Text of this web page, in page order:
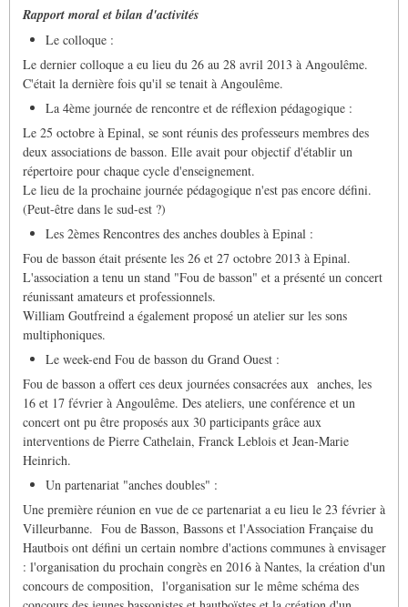
Rapport moral et bilan d'activités
Le colloque :
Le dernier colloque a eu lieu du 26 au 28 avril 2013 à Angoulême.
C'était la dernière fois qu'il se tenait à Angoulême.
La 4ème journée de rencontre et de réflexion pédagogique :
Le 25 octobre à Epinal, se sont réunis des professeurs membres des
deux associations de basson. Elle avait pour objectif d'établir un
répertoire pour chaque cycle d'enseignement.
Le lieu de la prochaine journée pédagogique n'est pas encore défini.
(Peut-être dans le sud-est ?)
Les 2èmes Rencontres des anches doubles à Epinal :
Fou de basson était présente les 26 et 27 octobre 2013 à Epinal.
L'association a tenu un stand "Fou de basson" et a présenté un concert
réunissant amateurs et professionnels.
William Goutfreind a également proposé un atelier sur les sons
multiphoniques.
Le week-end Fou de basson du Grand Ouest :
Fou de basson a offert ces deux journées consacrées aux anches, les
16 et 17 février à Angoulême. Des ateliers, une conférence et un
concert ont pu être proposés aux 30 participants grâce aux
interventions de Pierre Cathelain, Franck Leblois et Jean-Marie
Heinrich.
Un partenariat "anches doubles" :
Une première réunion en vue de ce partenariat a eu lieu le 23 février à
Villeurbanne. Fou de Basson, Bassons et l'Association Française du
Hautbois ont défini un certain nombre d'actions communes à envisager
: l'organisation du prochain congrès en 2016 à Nantes, la création d'un
concours de composition, l'organisation sur le même schéma des